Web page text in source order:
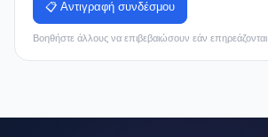
📋 Αντιγραφή συνδέσμου
Βοηθήστε άλλους να επιβεβαιώσουν εάν επηρεάζονται.